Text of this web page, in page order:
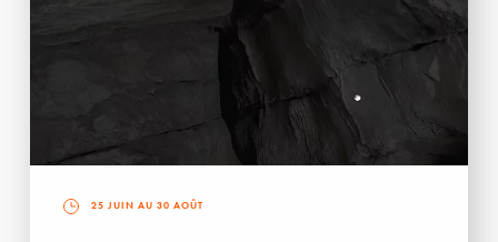
25 JUIN AU 30 AOÛT